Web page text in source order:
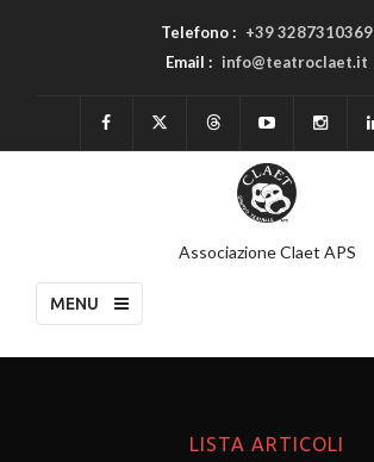
Telefono : +39 3287310369
Email : info@teatroclaet.it
Associazione Claet APS
MENU
LISTA ARTICOLI